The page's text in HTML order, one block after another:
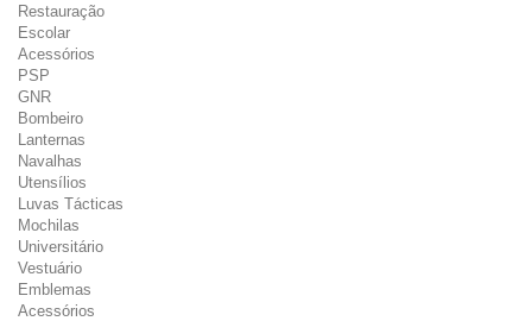
Restauração
Escolar
Acessórios
PSP
GNR
Bombeiro
Lanternas
Navalhas
Utensílios
Luvas Tácticas
Mochilas
Universitário
Vestuário
Emblemas
Acessórios